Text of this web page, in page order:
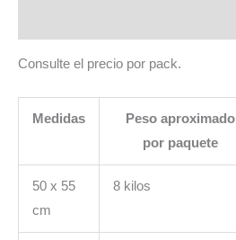
Consulte el precio por pack.
Medidas
Peso aproximado
por paquete
50 x 55
cm
8 kilos